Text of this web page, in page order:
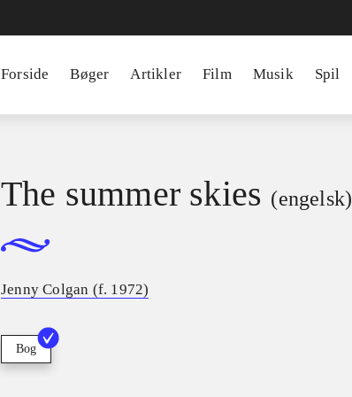
Forside Bøger Artikler Film Musik Spil
The summer skies (engelsk)
Jenny Colgan (f. 1972)
Bog